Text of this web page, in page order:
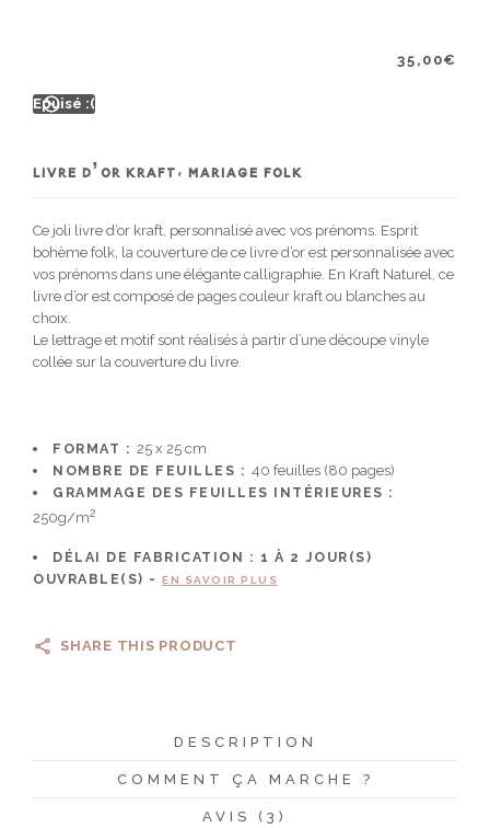
35,00€
LIVRE D’OR KRAFT, MARIAGE FOLK
Ce joli livre d’or kraft, personnalisé avec vos prénoms. Esprit
bohème folk, la couverture de ce livre d’or est personnalisée avec
vos prénoms dans une élégante calligraphie. En Kraft Naturel, ce
livre d’or est composé de pages couleur kraft ou blanches au
choix.
Le lettrage et motif sont réalisés à partir d’une découpe vinyle
collée sur la couverture du livre.
FORMAT : 25 x 25 cm
NOMBRE DE FEUILLES : 40 feuilles (80 pages)
GRAMMAGE DES FEUILLES INTÉRIEURES :
250g/m2
DÉLAI DE FABRICATION : 1 À 2 JOUR(S)
OUVRABLE(S) -
EN SAVOIR PLUS
Epuisé :(
SHARE THIS PRODUCT
DESCRIPTION
COMMENT ÇA MARCHE ?
AVIS (3)